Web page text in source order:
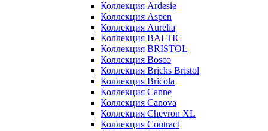
Коллекция Ardesie
Коллекция Aspen
Коллекция Aurelia
Коллекция BALTIC
Коллекция BRISTOL
Коллекция Bosco
Коллекция Bricks Bristol
Коллекция Bricola
Коллекция Canne
Коллекция Canova
Коллекция Chevron XL
Коллекция Contract